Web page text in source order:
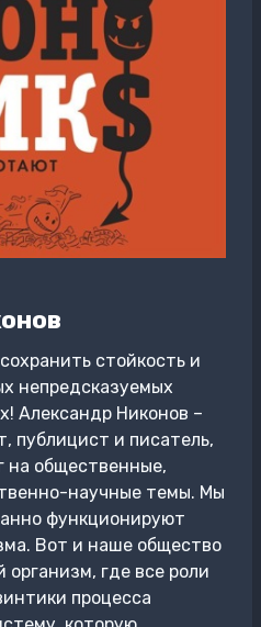
стойкость и
непредсказуемых
Александр Никонов –
публицист и писатель,
на общественные,
научные темы. Мы
функционируют
Вот и наше общество
где все роли
процесса